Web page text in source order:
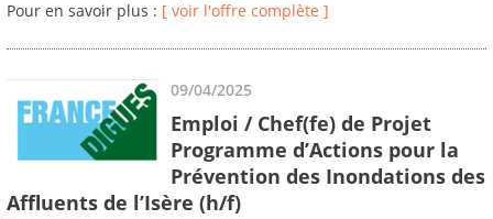
Pour en savoir plus : [ voir l'offre complète ]
09/04/2025
Emploi / Chef(fe) de Projet
Programme d’Actions pour la
Prévention des Inondations des
Affluents de l’Isère (h/f)